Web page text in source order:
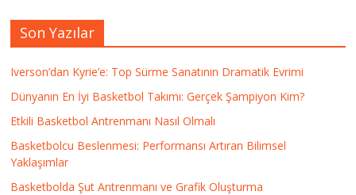
Son Yazılar
Iverson’dan Kyrie’e: Top Sürme Sanatının Dramatik Evrimi
Dünyanın En İyi Basketbol Takımı: Gerçek Şampiyon Kim?
Etkili Basketbol Antrenmanı Nasıl Olmalı
Basketbolcu Beslenmesi: Performansı Artıran Bilimsel
Yaklaşımlar
Basketbolda Şut Antrenmanı ve Grafik Oluşturma